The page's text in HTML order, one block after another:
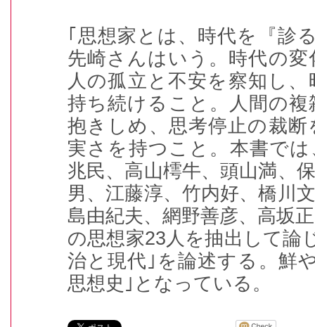
｢思想家とは、時代を『診
先崎さんはいう。時代の
人の孤立と不安を察知し
持ち続けること。人間の
抱きしめ、思考停止の裁
実さを持つこと。本書で
兆民、高山樗牛、頭山満、
男、江藤淳、竹内好、橋川
島由紀夫、網野善彦、高坂
の思想家23人を抽出して論
治と現代｣を論述する。鮮
思想史｣となっている。